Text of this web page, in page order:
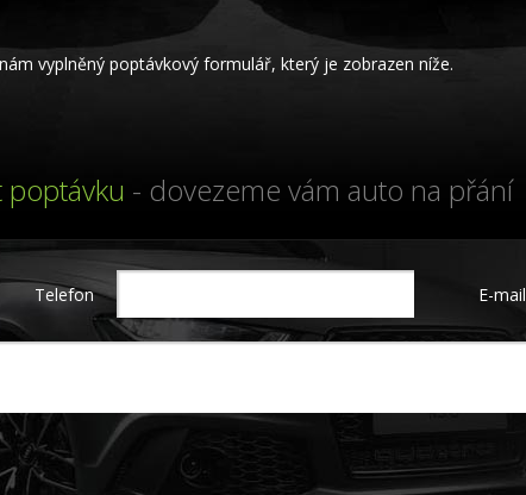
vyplněný poptávkový formulář, který je zobrazen níže.
poptávku - dovezeme vám auto na přání
Telefon E-mail